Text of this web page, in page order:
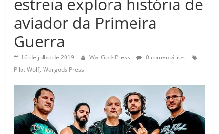
aviador da Primeira
Guerra
16 de julho de 2019 WarGodsPress
0 comentários
Pilot Wolf,Wargods Press